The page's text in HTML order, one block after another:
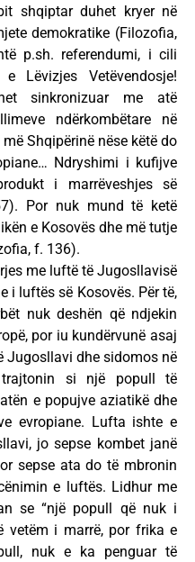
shqiptar duhet kryer në
demokratike (Filozofia,
p.sh. referendumi, i cili
Lëvizjes Vetëvendosje!
sinkronizuar me atë
ndërkombëtare në
Shqipërinë nëse këtë do
Ndryshimi i kufijve
i marrëveshjes së
Por nuk mund të ketë
e Kosovës dhe më tutje
f. 136).
me luftë të Jugosllavisë
i luftës së Kosovës. Për të,
nuk deshën që ndjekin
por iu kundërvunë asaj
Jugosllavi dhe sidomos në
si një popull të
e popujve aziatikë dhe
evropiane. Lufta ishte e
jo sepse kombet janë
sepse ata do të mbronin
e luftës. Lidhur me
se “një popull që nuk i
vetëm i marrë, por frika e
nuk e ka penguar të